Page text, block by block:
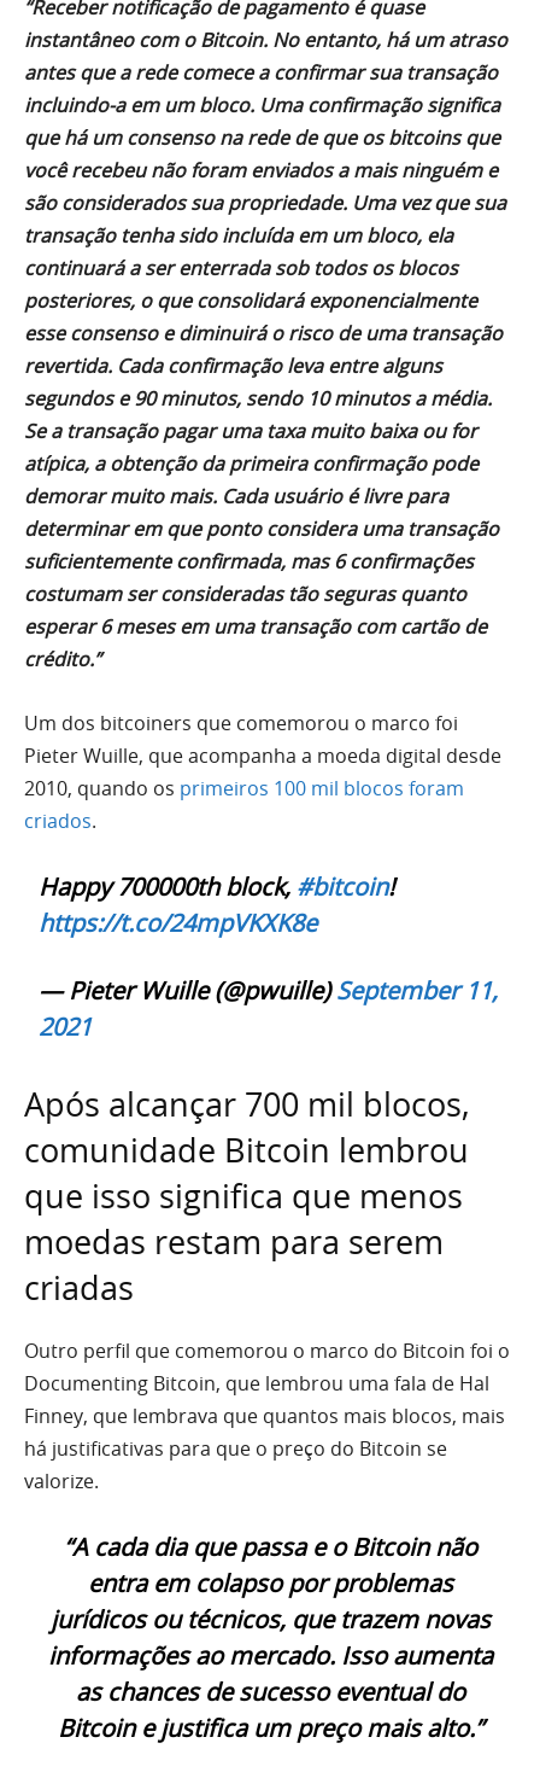
“Receber notificação de pagamento é quase
instantâneo com o Bitcoin. No entanto, há um atraso
antes que a rede comece a confirmar sua transação
incluindo-a em um bloco. Uma confirmação significa
que há um consenso na rede de que os bitcoins que
você recebeu não foram enviados a mais ninguém e
são considerados sua propriedade. Uma vez que sua
transação tenha sido incluída em um bloco, ela
continuará a ser enterrada sob todos os blocos
posteriores, o que consolidará exponencialmente
esse consenso e diminuirá o risco de uma transação
revertida. Cada confirmação leva entre alguns
segundos e 90 minutos, sendo 10 minutos a média.
Se a transação pagar uma taxa muito baixa ou for
atípica, a obtenção da primeira confirmação pode
demorar muito mais. Cada usuário é livre para
determinar em que ponto considera uma transação
suficientemente confirmada, mas 6 confirmações
costumam ser consideradas tão seguras quanto
esperar 6 meses em uma transação com cartão de
crédito.”
Um dos bitcoiners que comemorou o marco foi
Pieter Wuille, que acompanha a moeda digital desde
2010, quando os primeiros 100 mil blocos foram
criados.
Happy 700000th block, #bitcoin!
https://t.co/24mpVKXK8e
— Pieter Wuille (@pwuille)September 11,
2021
Após alcançar 700 mil blocos,
comunidade Bitcoin lembrou
que isso significa que menos
moedas restam para serem
criadas
Outro perfil que comemorou o marco do Bitcoin foi o
Documenting Bitcoin, que lembrou uma fala de Hal
Finney, que lembrava que quantos mais blocos, mais
há justificativas para que o preço do Bitcoin se
valorize.
“A cada dia que passa e o Bitcoin não
entra em colapso por problemas
jurídicos ou técnicos, que trazem novas
informações ao mercado. Isso aumenta
as chances de sucesso eventual do
Bitcoin e justifica um preço mais alto.”